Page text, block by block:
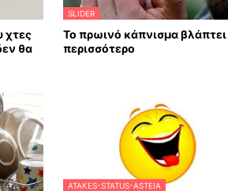
χτες
θα
SLIDER
Το πρωινό κάπνισμα βλάπτει
περισσότερο
ATAKES-STATUS-ASTEIA